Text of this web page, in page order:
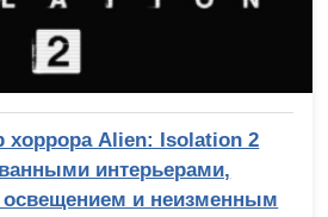
хоррора Alien: Isolation 2
интерьерами,
и неизменным